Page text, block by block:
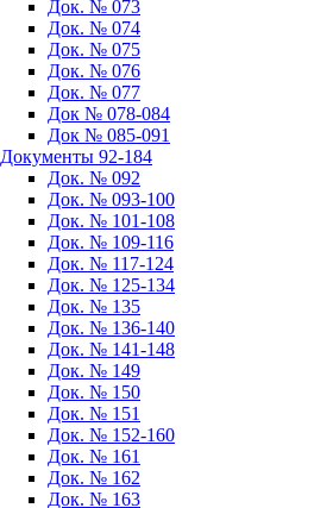
Док. № 073
Док. № 074
Док. № 075
Док. № 076
Док. № 077
Док № 078-084
Док № 085-091
Документы 92-184
Док. № 092
Док. № 093-100
Док. № 101-108
Док. № 109-116
Док. № 117-124
Док. № 125-134
Док. № 135
Док. № 136-140
Док. № 141-148
Док. № 149
Док. № 150
Док. № 151
Док. № 152-160
Док. № 161
Док. № 162
Док. № 163